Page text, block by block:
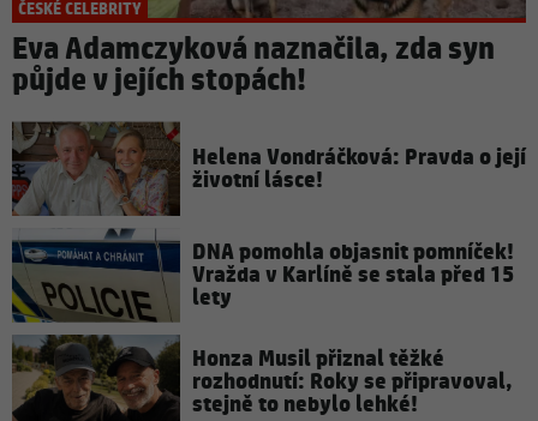
ČESKÉ CELEBRITY
Eva Adamczyková naznačila, zda syn
půjde v jejích stopách!
Helena Vondráčková: Pravda o její
životní lásce!
DNA pomohla objasnit pomníček!
Vražda v Karlíně se stala před 15
lety
Honza Musil přiznal těžké
rozhodnutí: Roky se připravoval,
stejně to nebylo lehké!